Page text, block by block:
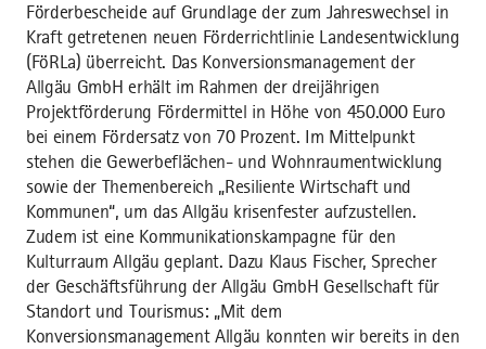
Förderbescheide auf Grundlage der zum Jahreswechsel in
Kraft getretenen neuen Förderrichtlinie Landesentwicklung
(FöRLa) überreicht. Das Konversionsmanagement der
Allgäu GmbH erhält im Rahmen der dreijährigen
Projektförderung Fördermittel in Höhe von 450.000 Euro
bei einem Fördersatz von 70 Prozent. Im Mittelpunkt
stehen die Gewerbeflächen- und Wohnraumentwicklung
sowie der Themenbereich „Resiliente Wirtschaft und
Kommunen“, um das Allgäu krisenfester aufzustellen.
Zudem ist eine Kommunikationskampagne für den
Kulturraum Allgäu geplant. Dazu Klaus Fischer, Sprecher
der Geschäftsführung der Allgäu GmbH Gesellschaft für
Standort und Tourismus: „Mit dem
Konversionsmanagement Allgäu konnten wir bereits in den